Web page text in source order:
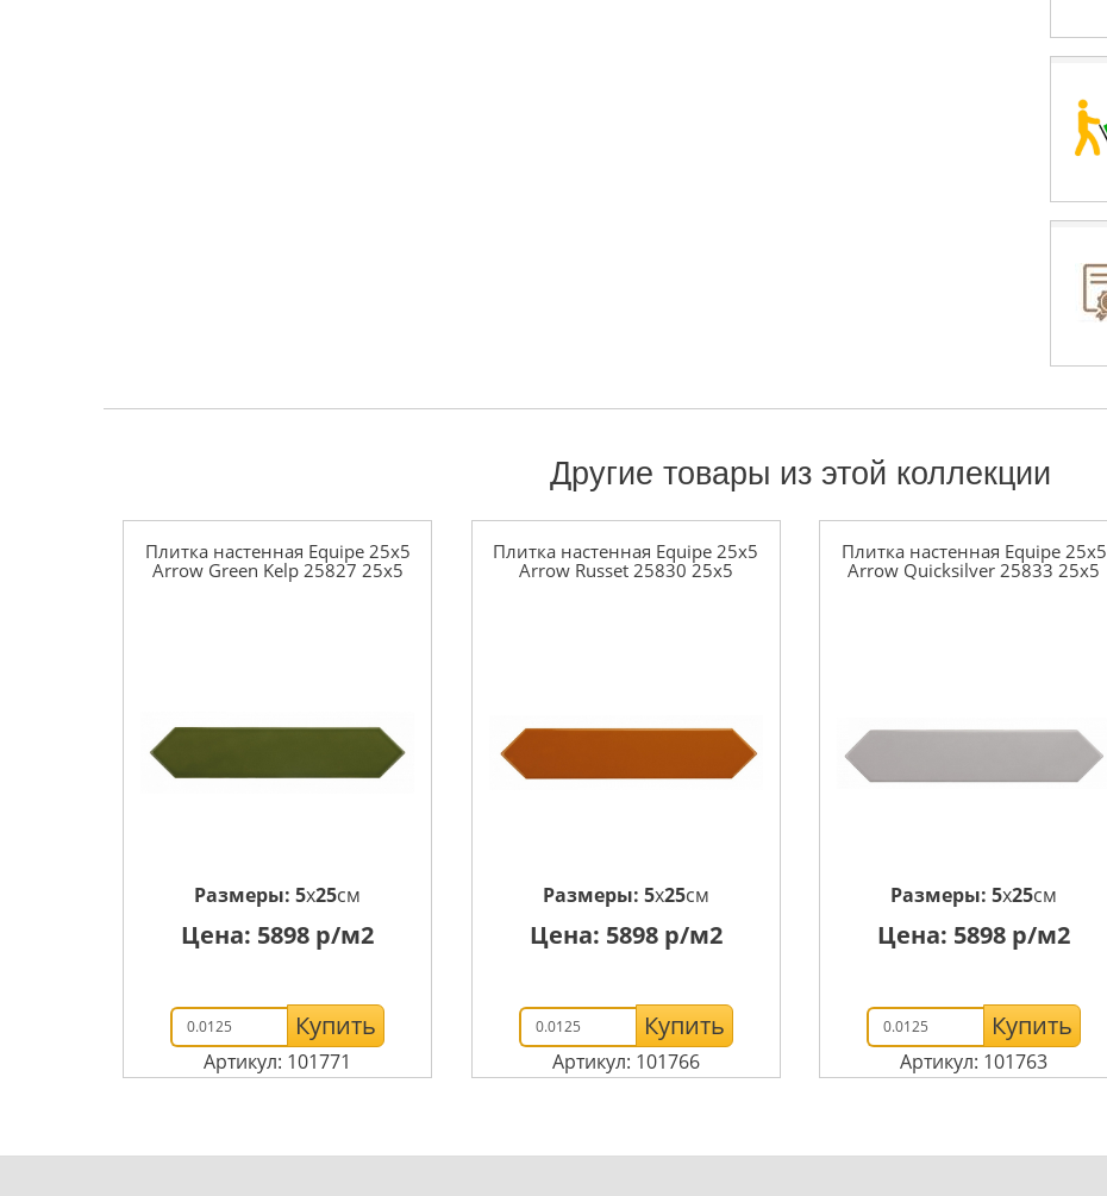
Другие товары из этой коллекции
Плитка настенная Equipe 25x5
Arrow Green Kelp 25827 25x5
Размеры:5x25см
Цена: 5898 р/м2
Купить
Артикул: 101771
Плитка настенная Equipe 25x5
Arrow Russet 25830 25x5
Размеры: 5x25см
Цена: 5898р/м2
Купить
Артикул: 101766
Плитка настенная Equipe 25x5
Arrow Quicksilver 25833 25x5
Размеры:5x25см
Цена: 5898 р/м2
Купить
Артикул: 101763